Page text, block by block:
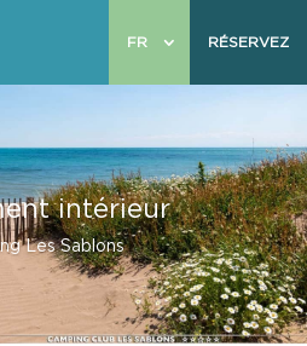
RÉSERVEZ
FR
intérieur
Les Sablons